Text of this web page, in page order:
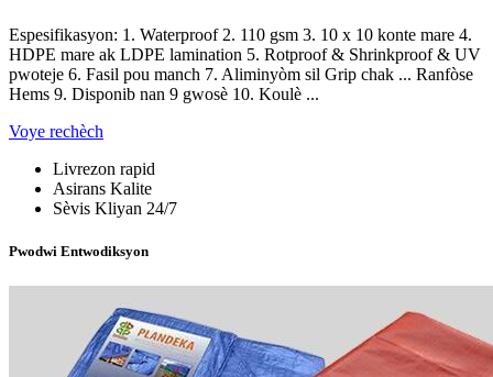
Espesifikasyon: 1. Waterproof 2. 110 gsm 3. 10 x 10 konte mare 4.
HDPE mare ak LDPE lamination 5. Rotproof & Shrinkproof & UV
pwoteje 6. Fasil pou manch 7. Aliminyòm sil Grip chak ... Ranfòse
Hems 9. Disponib nan 9 gwosè 10. Koulè ...
Voye rechèch
Livrezon rapid
Asirans Kalite
Sèvis Kliyan 24/7
Pwodwi Entwodiksyon